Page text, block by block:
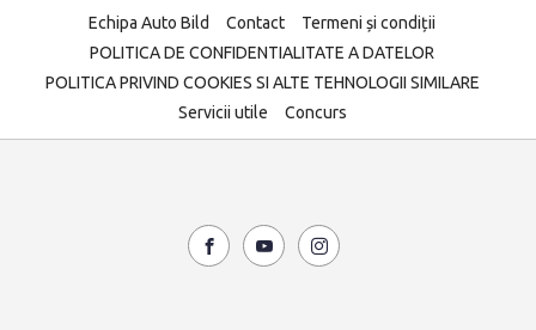
Echipa Auto Bild Contact
Termeni și condiții
POLITICA DE CONFIDENTIALITATE A DATELOR
POLITICA PRIVIND COOKIES SI ALTE TEHNOLOGII SIMILARE
Servicii utile
Concurs